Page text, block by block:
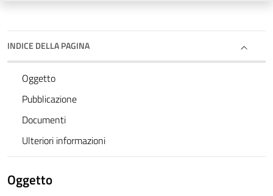
INDICE DELLA PAGINA
Oggetto
Pubblicazione
Documenti
Ulteriori informazioni
Oggetto